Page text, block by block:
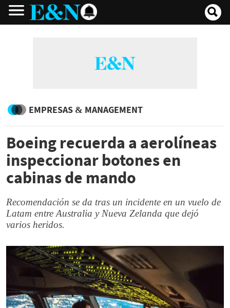
EMPRESAS & MANAGEMENT
Boeing recuerda a aerolíneas
inspeccionar botones en
cabinas de mando
Recomendación se da tras un incidente en un vuelo de
Latam entre Australia y Nueva Zelanda que dejó
varios heridos.